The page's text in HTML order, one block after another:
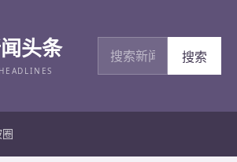
头条 搜索新闻
搜索